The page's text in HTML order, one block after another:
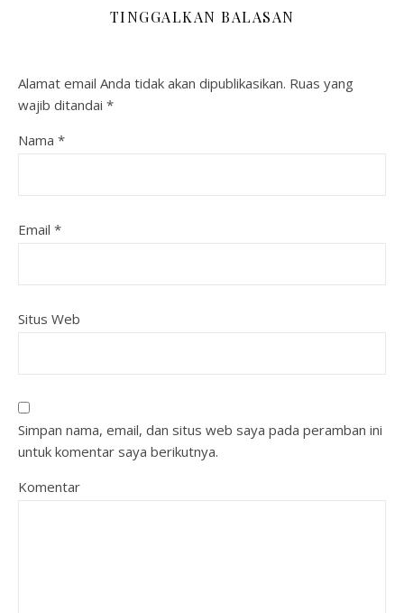
TINGGALKAN BALASAN
Alamat email Anda tidak akan dipublikasikan. Ruas yang
wajib ditandai *
Nama *
Email *
Situs Web
Simpan nama, email, dan situs web saya pada peramban ini
untuk komentar saya berikutnya.
Komentar